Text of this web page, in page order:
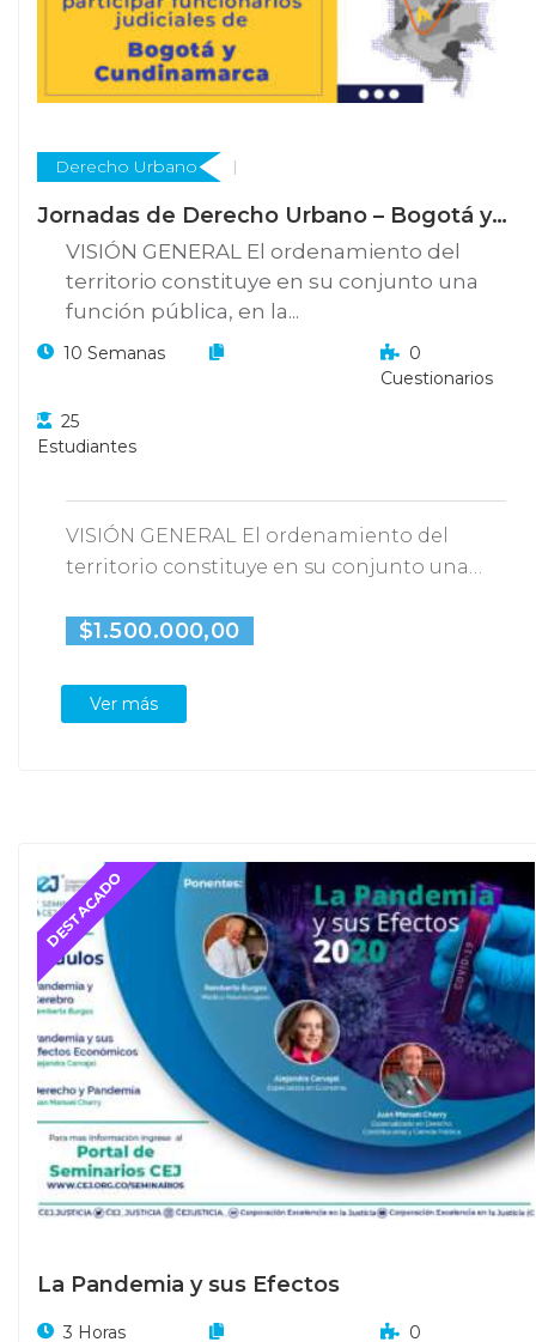
Derecho Urbano
Jornadas de Derecho Urbano – Bogotá y
Cundinamarca
VISIÓN GENERAL El ordenamiento del
territorio constituye en su conjunto una
función pública, en la...
10 Semanas
0
Cuestionarios
25
Estudiantes
VISIÓN GENERAL El ordenamiento del
territorio constituye en su conjunto una
$1.500.000,00
Ver más
La Pandemia y sus Efectos
3 Horas 0